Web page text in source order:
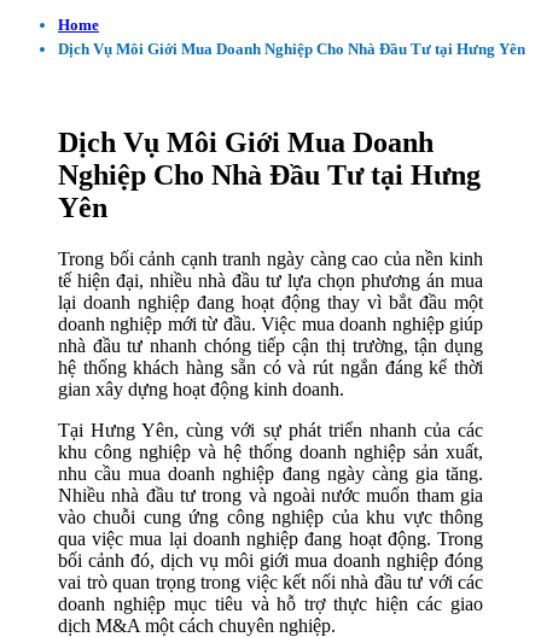
Home
Dịch Vụ Môi Giới Mua Doanh Nghiệp Cho Nhà Đầu Tư tại Hưng Yên
Dịch Vụ Môi Giới Mua Doanh
Nghiệp Cho Nhà Đầu Tư tại Hưng
Yên
Trong bối cảnh cạnh tranh ngày càng cao của nền kinh
tế hiện đại, nhiều nhà đầu tư lựa chọn phương án mua
lại doanh nghiệp đang hoạt động thay vì bắt đầu một
doanh nghiệp mới từ đầu. Việc mua doanh nghiệp giúp
nhà đầu tư nhanh chóng tiếp cận thị trường, tận dụng
hệ thống khách hàng sẵn có và rút ngắn đáng kể thời
gian xây dựng hoạt động kinh doanh.
Tại Hưng Yên, cùng với sự phát triển nhanh của các
khu công nghiệp và hệ thống doanh nghiệp sản xuất,
nhu cầu mua doanh nghiệp đang ngày càng gia tăng.
Nhiều nhà đầu tư trong và ngoài nước muốn tham gia
vào chuỗi cung ứng công nghiệp của khu vực thông
qua việc mua lại doanh nghiệp đang hoạt động. Trong
bối cảnh đó, dịch vụ môi giới mua doanh nghiệp đóng
vai trò quan trọng trong việc kết nối nhà đầu tư với các
doanh nghiệp mục tiêu và hỗ trợ thực hiện các giao
dịch M&A một cách chuyên nghiệp.